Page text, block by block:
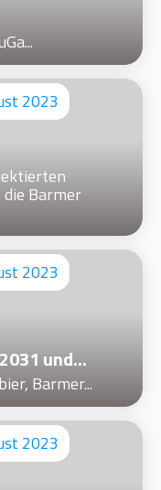
2023
Barmer
2023
und...
Barmer...
2023